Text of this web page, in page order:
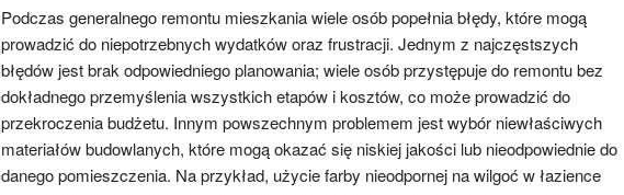
Podczas generalnego remontu mieszkania wiele osób popełnia błędy, które mogą
prowadzić do niepotrzebnych wydatków oraz frustracji. Jednym z najczęstszych
błędów jest brak odpowiedniego planowania; wiele osób przystępuje do remontu bez
dokładnego przemyślenia wszystkich etapów i kosztów, co może prowadzić do
przekroczenia budżetu. Innym powszechnym problemem jest wybór niewłaściwych
materiałów budowlanych, które mogą okazać się niskiej jakości lub nieodpowiednie do
danego pomieszczenia. Na przykład, użycie farby nieodpornej na wilgoć w łazience